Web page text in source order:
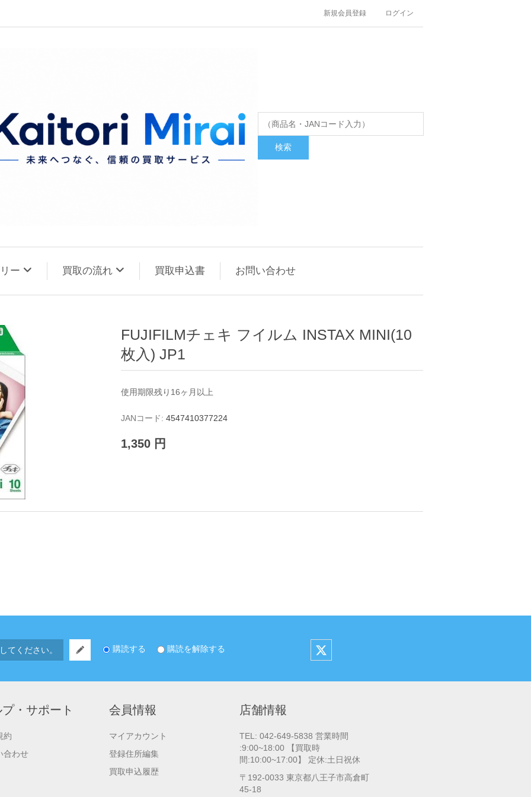
新規会員登録 ログイン
ー 買取の流れ 買取申込書 お問い合わせ
FUJIFILMチェキ フイルム INSTAX MINI(10
枚入) JP1
使用期限残り16ヶ月以上
JANコード: 4547410377224
1,350 円
購読する 購読を解除する
・サポート
約
合わせ
会員情報
マイアカウント
登録住所編集
買取申込履歴
店舗情報
TEL: 042-649-5838 営業時間
:9:00~18:00 【買取時
間:10:00~17:00】 定休:土日祝休
〒192-0033 東京都八王子市高倉町
45-18